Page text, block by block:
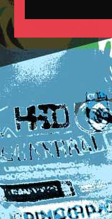
sono 14 i